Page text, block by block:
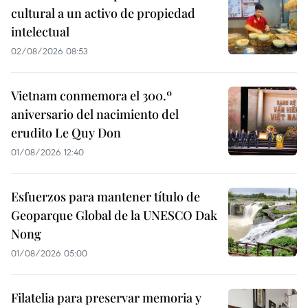
cultural a un activo de propiedad
intelectual
02/08/2026 08:53
Vietnam conmemora el 300.º
aniversario del nacimiento del
erudito Le Quy Don
01/08/2026 12:40
Esfuerzos para mantener título de
Geoparque Global de la UNESCO Dak
Nong
01/08/2026 05:00
Filatelia para preservar memoria y